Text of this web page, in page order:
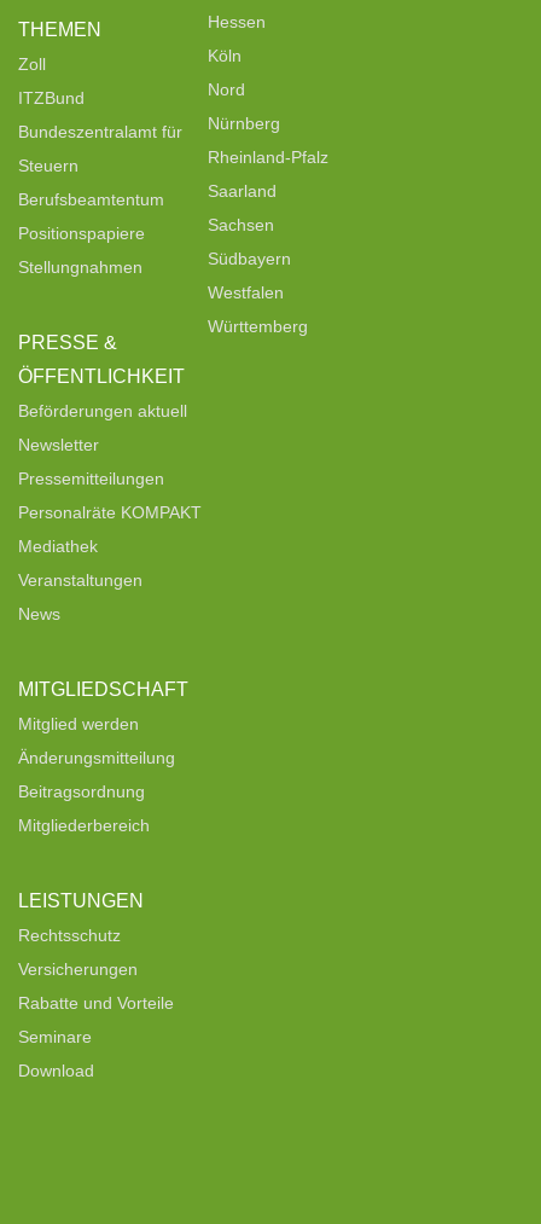
THEMEN
Zoll
ITZBund
Bundeszentralamt für
Steuern
Berufsbeamtentum
Positionspapiere
Stellungnahmen
PRESSE &
ÖFFENTLICHKEIT
Beförderungen aktuell
Newsletter
Pressemitteilungen
Personalräte KOMPAKT
Mediathek
Veranstaltungen
News
MITGLIEDSCHAFT
Mitglied werden
Änderungsmitteilung
Beitragsordnung
Mitgliederbereich
LEISTUNGEN
Rechtsschutz
Versicherungen
Rabatte und Vorteile
Seminare
Download
Hessen
Köln
Nord
Nürnberg
Rheinland-Pfalz
Saarland
Sachsen
Südbayern
Westfalen
Württemberg